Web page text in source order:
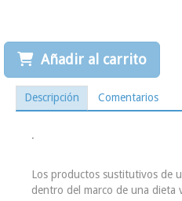
Añadir al carrito
Descripción Comentarios
.
Los productos sustitutivos de
dentro del marco de una dieta